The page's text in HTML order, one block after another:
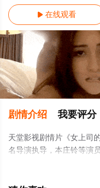
 在线观看
剧情介绍 我要评分
天堂影视剧情片《女上司
名导演执导，本庄铃等演
费观看高清未删减完整版